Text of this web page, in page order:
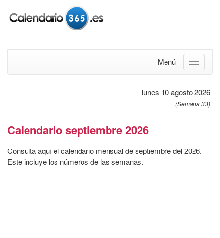
Menú
lunes 10 agosto 2026
(Semana 33)
Calendario septiembre 2026
Consulta aquí el calendario mensual de septiembre del 2026.
Este incluye los números de las semanas.